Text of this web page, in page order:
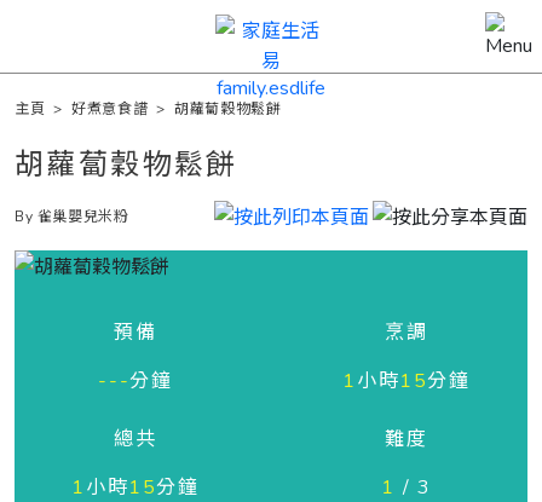
主頁 >好煮意食譜 >胡蘿蔔穀物鬆餅
胡蘿蔔穀物鬆餅
By 雀巢嬰兒米粉
預備
---分鐘
烹調
1小時15分鐘
總共
1小時15分鐘
難度
1 / 3